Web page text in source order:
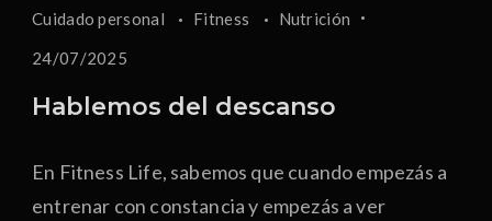
Cuidado personal Fitness
Nutrición
24/07/2025
Hablemos del descanso
En Fitness Life, sabemos que cuando empezás a
entrenar con constancia y empezás a ver